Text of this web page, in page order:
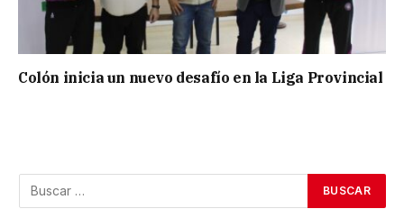
Colón inicia un nuevo desafío en la Liga Provincial